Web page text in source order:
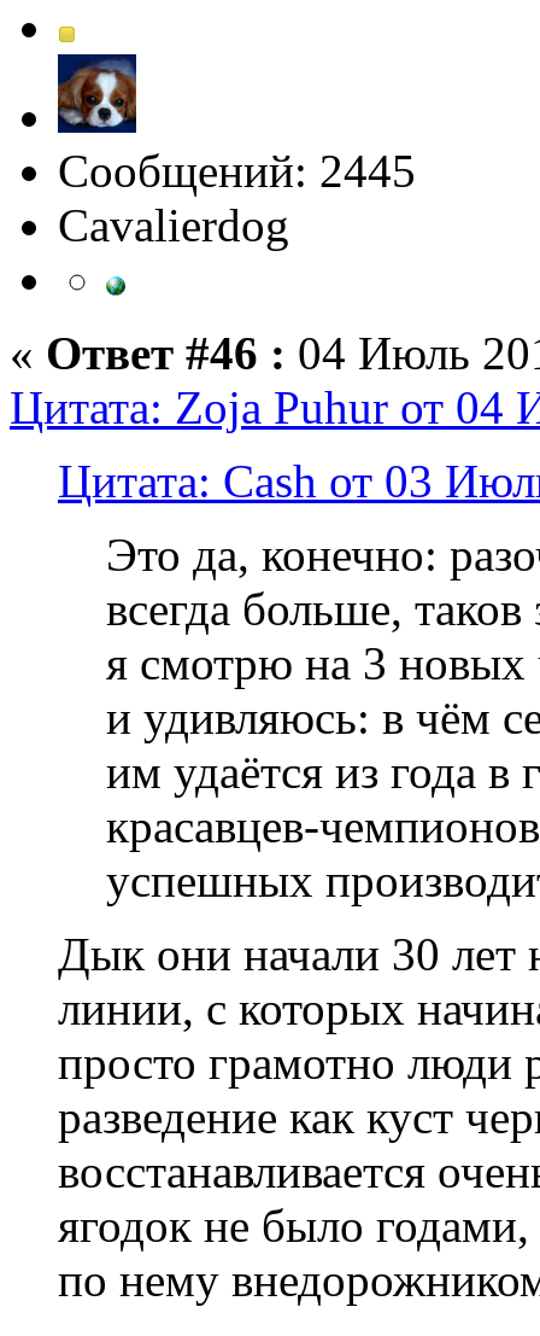
Сообщений: 2445
Сavalierdog
« Ответ #46 : 04 Июль
Цитата: Zoja Puhur от 04
Цитата: Cash от 03
Это да, конечно:
всегда больше,
я смотрю на 3 новых
и удивляюсь: в чём
им удаётся из года в
красавцев-
успешных
Дык они начали 30 лет
линии, с которых
просто грамотно люди
разведение как куст
восстанавливается
ягодок не было годами,
по нему